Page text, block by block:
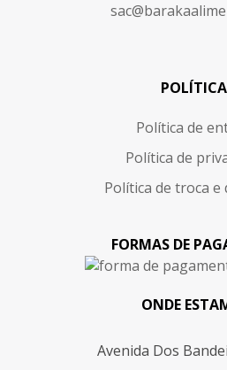
Política de
Política de
Política de troca e
FORMAS DE
ONDE
Avenida Dos